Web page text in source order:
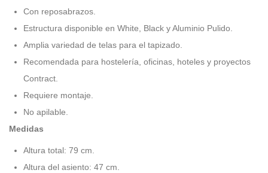
Con reposabrazos.
Estructura disponible en White, Black y Aluminio Pulido.
Amplia variedad de telas para el tapizado.
Recomendada para hostelería, oficinas, hoteles y proyectos
Contract.
Requiere montaje.
No apilable.
Medidas
Altura total: 79 cm.
Altura del asiento: 47 cm.